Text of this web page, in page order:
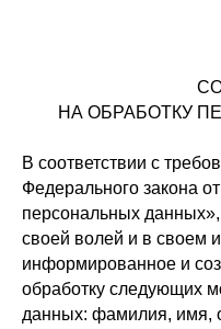
НА ОБРАБОТКУ
В соответствии с
Федерального закона
персональных
своей волей и в своем
информированное и
обработку следующих
данных: фамилия, имя,